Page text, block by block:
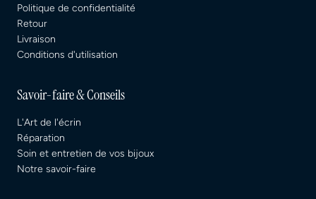
Politique de confidentialité
Retour
Livraison
Conditions d'utilisation
Savoir-faire & Conseils
L'Art de l'écrin
Réparation
Soin et entretien de vos bijoux
Notre savoir-faire